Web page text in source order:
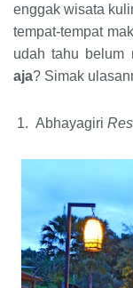
enggak wisata
tempat-tempat
udah tahu belum
aja? Simak
1. Abhayagiri